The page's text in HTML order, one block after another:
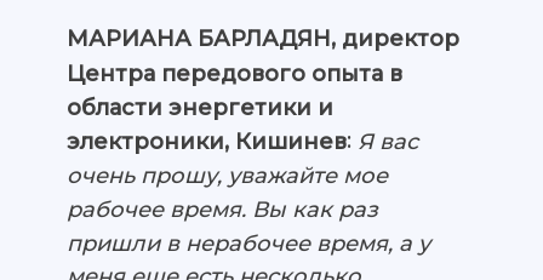
МАРИАНА БАРЛАДЯН, директор
Центра передового опыта в
области энергетики и
электроники, Кишинев: Я вас
очень прошу, уважайте мое
рабочее время. Вы как раз
пришли в нерабочее время, а у